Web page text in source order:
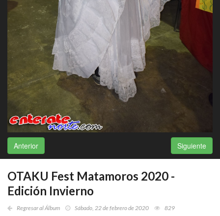
Anterior Siguiente
OTAKU Fest Matamoros 2020 -
Edición Invierno
Regresar al Álbum Sábado, 22 de febrero de 2020 829